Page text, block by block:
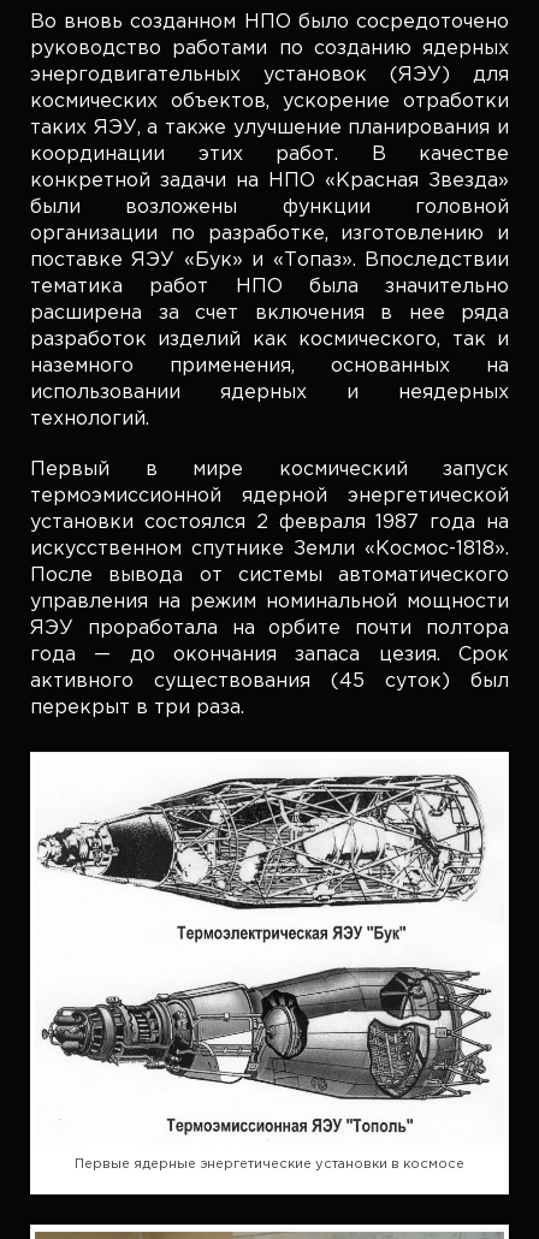
Во вновь созданном НПО было сосредоточено
руководство работами по созданию ядерных
энергодвигательных установок (ЯЭУ) для
космических объектов, ускорение отработки
таких ЯЭУ, а также улучшение планирования и
координации этих работ. В качестве
конкретной задачи на НПО «Красная Звезда»
были возложены функции головной
организации по разработке, изготовлению и
поставке ЯЭУ «Бук» и «Топаз». Впоследствии
тематика работ НПО была значительно
расширена за счет включения в нее ряда
разработок изделий как космического, так и
наземного применения, основанных на
использовании ядерных и неядерных
технологий.
Первый в мире космический запуск
термоэмиссионной ядерной энергетической
установки состоялся 2 февраля 1987 года на
искусственном спутнике Земли «Космос-1818».
После вывода от системы автоматического
управления на режим номинальной мощности
ЯЭУ проработала на орбите почти полтора
года — до окончания запаса цезия. Срок
активного существования (45 суток) был
перекрыт в три раза.
Первые ядерные энергетические установки в космосе